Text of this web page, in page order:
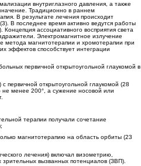
внутриглазного давления, а также
Традиционно в раннем
В результате лечения происходит
В последнее время активно ведутся работы
ассоциативного восприятия света
Электромагнитное излучение
метода магнитотерапии и хромотерапии при
эффектов способствует интеграции
первичной открытоугольной глаукомой в
открытоугольной глаукомой (28
менее 200°, а сужение носовой или
терапии получали сочетание
магнитотерапию на область орбиты (23
лечения) включал визометрию,
вызванных потенциалов (ЗВП).